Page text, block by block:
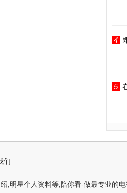
4
5
们
,明星个人资料等,陪你看-做最专业的电